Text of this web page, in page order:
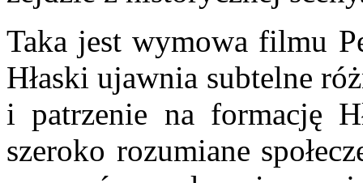
Taka jest wymowa filmu
Hłaski ujawnia subtelne
i patrzenie na formację
szeroko rozumiane